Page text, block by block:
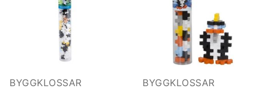
BYGGKLOSSAR BYGGKLOSSAR